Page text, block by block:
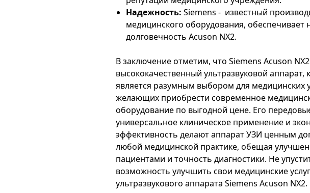
Надежность: Siemens - известный
медицинского оборудования, обеспечивает
долговечность Acuson NX2.
В заключение отметим, что Siemens Acuson
высококачественный ультразвуковой аппарат,
является разумным выбором для медицинских
желающих приобрести современное
оборудование по выгодной цене. Его
универсальное клиническое применение и
эффективность делают аппарат УЗИ ценным
любой медицинской практике, обещая
пациентами и точность диагностики. Не
возможность улучшить свои медицинские
ультразвукового аппарата Siemens Acuson NX2.